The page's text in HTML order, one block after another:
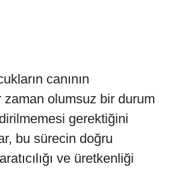
canının
zaman olumsuz bir durum
gerektiğini
bu sürecin doğru
ve üretkenliği